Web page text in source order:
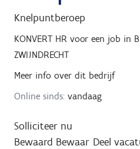
Knelpuntberoep
KONVERT HR voor een job in
ZWIJNDRECHT
Meer info over dit bedrijf
Online sinds: vandaag
Solliciteer nu
Bewaard Bewaar Deel